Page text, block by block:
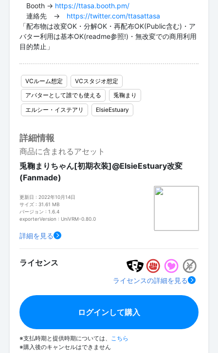
Booth -> https://ttasa.booth.pm/
連絡先 -> https://twitter.com/ttasattasa
「配布物は改変OK・分解OK・再配布OK(Public含む)・ア
バター利用は基本OK(readme参照!)・無改変での商用利用
目的禁止」
VCルーム想定
VCスタジオ想定
アバターとして誰でも使える
兎鞠まり
エルシー・イステアリ
ElsieEstuary
詳細情報
商品に含まれるアセット
兎鞠まりちゃん[初期衣装]@ElsieEstuary改変
(Fanmade)
更新日 : 2022年10月14日
サイズ : 31.61 MB
バージョン : 1.6.4
exporterVersion : UniVRM-0.80.0
詳細を見る
ライセンス
ライセンスの詳細を見る
ログインして購入
※支払時期と提供時期については、 こちら
※購入後のキャンセルはできません